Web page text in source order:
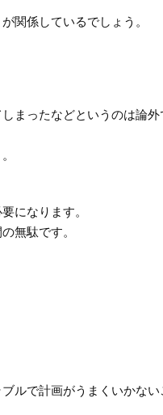
関係しているでしょう。
まったなどというのは論外
になります。
無駄です。
ルで計画がうまくいかない